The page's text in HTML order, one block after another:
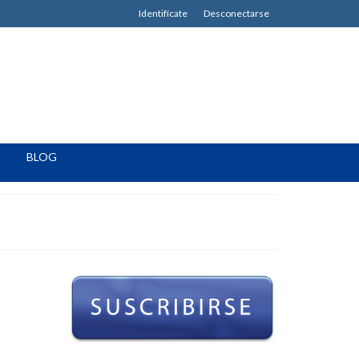
Identifícate Desconectarse
BLOG